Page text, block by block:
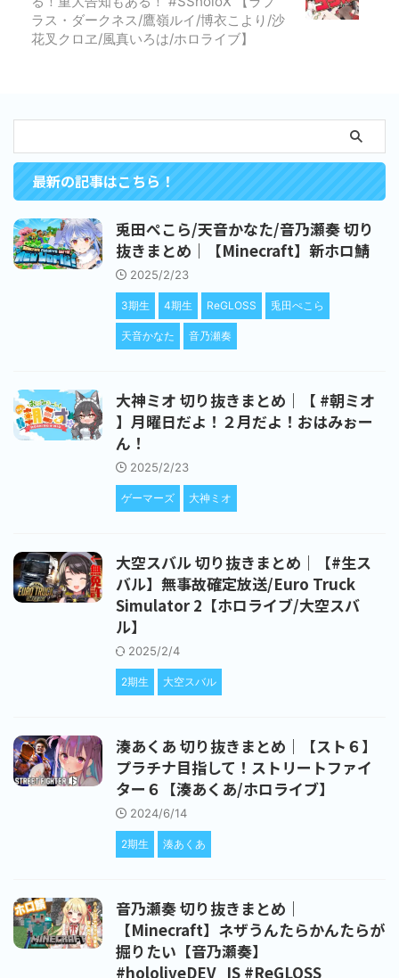
ラス・ダークネス/鷹嶺ルイ/博衣こより/沙
花叉クロヱ/風真いろは/ホロライブ】
最新の記事はこちら！
兎田ぺこら/天音かなた/音乃瀬奏 切り
抜きまとめ｜【Minecraft】新ホロ鯖
2025/2/23
3期生 4期生 ReGLOSS 兎田ぺこら
天音かなた 音乃瀬奏
大神ミオ 切り抜きまとめ｜【 #朝ミオ
】月曜日だよ！２月だよ！おはみぉー
ん！
2025/2/23
ゲーマーズ 大神ミオ
大空スバル 切り抜きまとめ｜【#生ス
バル】無事故確定放送/Euro Truck
Simulator 2【ホロライブ/大空スバ
ル】
2025/2/4
2期生 大空スバル
湊あくあ 切り抜きまとめ｜【スト６】
プラチナ目指して！ストリートファイ
ター６【湊あくあ/ホロライブ】
2024/6/14
2期生 湊あくあ
音乃瀬奏 切り抜きまとめ｜
【Minecraft】ネザうんたらかんたらが
掘りたい【音乃瀬奏】
#hololiveDEV_IS #ReGLOSS